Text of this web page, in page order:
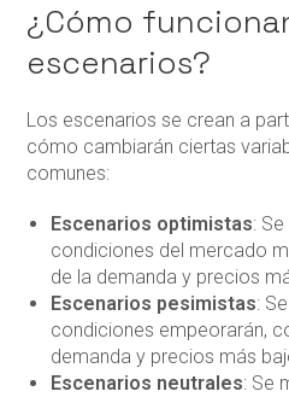
¿Cómo
escenarios?
Los escenarios se crean a
cómo cambiarán ciertas
comunes:
Escenarios optimistas:
condiciones del mercado
de la demanda y precios
Escenarios pesimistas:
condiciones empeorarán,
demanda y precios más
Escenarios neutrales: Se